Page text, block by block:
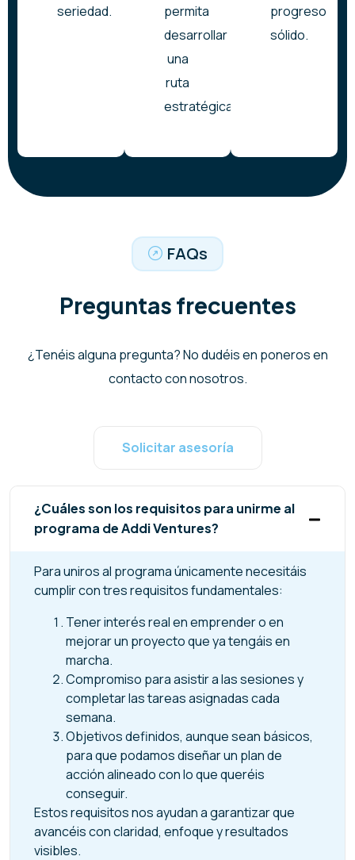
seriedad.
permita
desarrollar
una
ruta
estratégica.
progreso
sólido.
FAQs
Preguntas frecuentes
¿Tenéis alguna pregunta? No dudéis en poneros en
contacto con nosotros.
Solicitar asesoría
¿Cuáles son los requisitos para unirme al
programa de Addi Ventures?
Para uniros al programa únicamente necesitáis
cumplir con tres requisitos fundamentales:
Tener interés real en emprender o en
mejorar un proyecto que ya tengáis en
marcha.
Compromiso para asistir a las sesiones y
completar las tareas asignadas cada
semana.
Objetivos definidos, aunque sean básicos,
para que podamos diseñar un plan de
acción alineado con lo que queréis
conseguir.
Estos requisitos nos ayudan a garantizar que
avancéis con claridad, enfoque y resultados
visibles.